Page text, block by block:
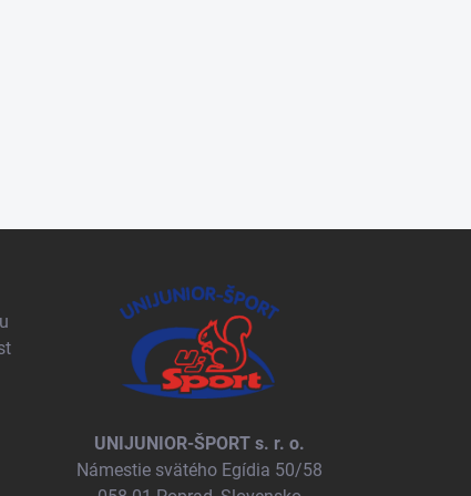
UNIJUNIOR-ŠPORT s. r. o.
Námestie svätého Egídia 50/58